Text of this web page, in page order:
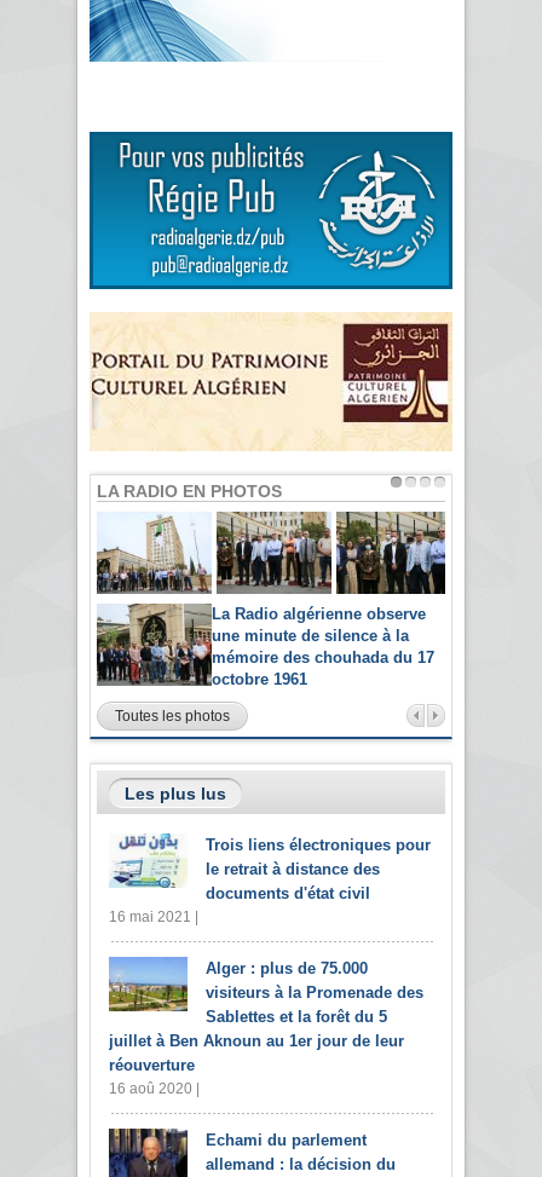
LA RADIO EN PHOTOS
La Radio algérienne observe
une minute de silence à la
mémoire des chouhada du 17
octobre 1961
Toutes les photos
Les plus lus
Trois liens électroniques pour
le retrait à distance des
documents d'état civil
16 mai 2021 |
Alger : plus de 75.000
visiteurs à la Promenade des
Sablettes et la forêt du 5
juillet à Ben Aknoun au 1er jour de leur
réouverture
16 aoû 2020 |
Echami du parlement
allemand : la décision du